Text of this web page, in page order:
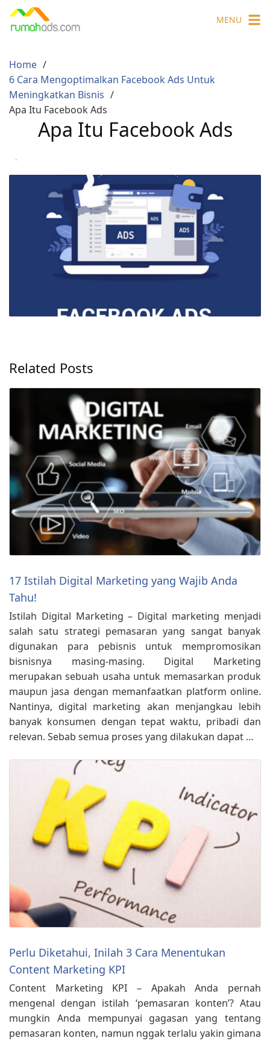
Skip
MENU
Home
6 Cara Mengoptimalkan Facebook Ads Untuk
Meningkatkan Bisnis
Apa Itu Facebook Ads
Apa Itu Facebook Ads
·
Related Posts
17 Istilah Digital Marketing yang Wajib Anda
Tahu!
Istilah Digital Marketing – Digital marketing menjadi
salah satu strategi pemasaran yang sangat banyak
digunakan para pebisnis untuk mempromosikan
bisnisnya masing-masing. Digital Marketing
merupakan sebuah usaha untuk memasarkan produk
maupun jasa dengan memanfaatkan platform online.
Nantinya, digital marketing akan menjangkau lebih
banyak konsumen dengan tepat waktu, pribadi dan
relevan. Sebab semua proses yang dilakukan dapat …
Perlu Diketahui, Inilah 3 Cara Menentukan
Content Marketing KPI
Content Marketing KPI – Apakah Anda pernah
mengenal dengan istilah ‘pemasaran konten’? Atau
mungkin Anda mempunyai gagasan yang tentang
pemasaran konten, namun nggak terlalu yakin gimana